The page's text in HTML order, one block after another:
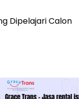
Dipelajari Calon